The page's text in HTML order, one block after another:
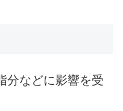
分などに影響を受